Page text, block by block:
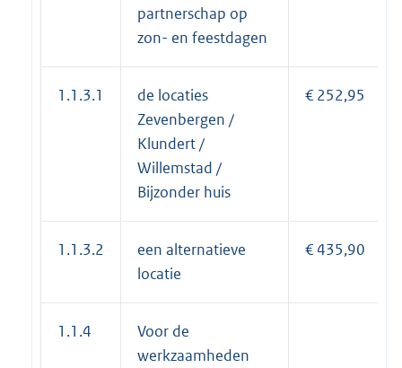
partnerschap op
zon- en feestdagen
1.1.3.1
de locaties
Zevenbergen /
Klundert /
Willemstad /
Bijzonder huis
€ 252,95
1.1.3.2
een alternatieve
locatie
€ 435,90
1.1.4
Voor de
werkzaamheden